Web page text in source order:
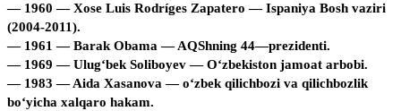
— 1960 — Xose Luis Rodríges Zapatero — Ispaniya Bosh vaziri
(2004-2011).
— 1961 — Barak Obama — AQShning 44—prezidenti.
— 1969 — Ulugʻbek Soliboyev — Oʻzbekiston jamoat arbobi.
— 1983 — Aida Xasanova — o‘zbek qilichbozi va qilichbozlik
bo‘yicha xalqaro hakam.